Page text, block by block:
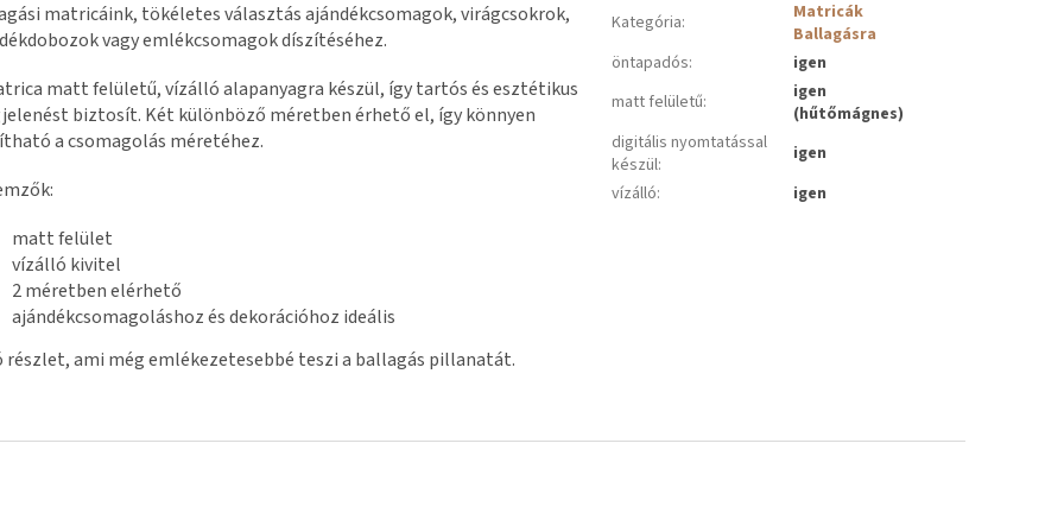
matricáink, tökéletes választás ajándékcsomagok, virágcsokrok,
vagy emlékcsomagok díszítéséhez.
matt felületű, vízálló alapanyagra készül, így tartós és esztétikus
biztosít. Két különböző méretben érhető el, így könnyen
a csomagolás méretéhez.
matt felület
vízálló kivitel
2 méretben elérhető
ajándékcsomagoláshoz és dekorációhoz ideális
részlet, ami még emlékezetesebbé teszi a ballagás pillanatát.
Kategória:
Matricák
Ballagásra
öntapadós:
igen
matt felületű:
igen
(hűtőmágnes)
digitális nyomtatással
készül:
igen
vízálló: igen